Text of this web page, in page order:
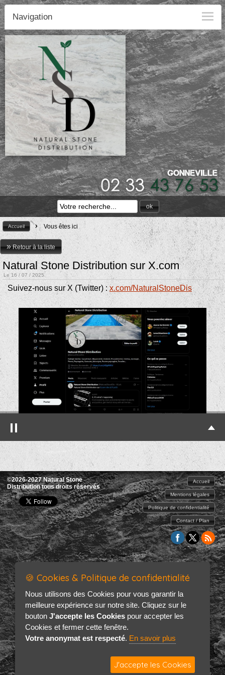
ok
Navigation
Accueil > Vous êtes ici
»Retour à la liste
Natural Stone Distribution sur X.com
Le 16 / 07 / 2025
Suivez-nous sur X (Twitter) :x.com/NaturalStoneDis
©2026-2027 Natural Stone
Distribution tous droits réservés
Accueil
Mentions légales
Politique de confidentialité
Contact / Plan
🍪 Cookies & Politique de confidentialité
Nous utilisons des Cookies pour vous garantir la
meilleure expérience sur notre site. Cliquez sur le
bouton J'accepte les Cookies pour accepter les
Cookies et fermer cette fenêtre.
Votre anonymat est respecté. En savoir plus
J'accepte les Cookies